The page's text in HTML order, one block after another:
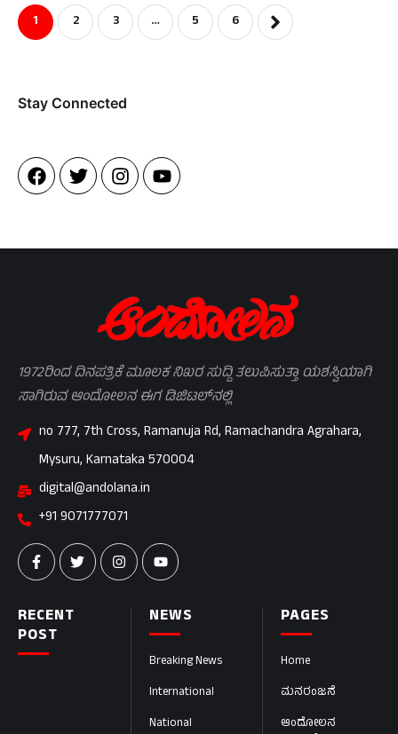
1 2 3 … 5 6
Stay Connected​
PAGES
Home
ಮನರಂಜನೆ
ಆಂದೋಲನ
NEWS
Breaking News
International
National
RECENT
POST
1972ರಿಂದ ದಿನಪತ್ರಿಕೆ ಮೂಲಕ ನಿಖರ ಸುದ್ದಿ ತಲುಪಿಸುತ್ತಾ ಯಶಸ್ವಿಯಾಗಿ
ಸಾಗಿರುವ ಆಂದೋಲನ ಈಗ ಡಿಜಿಟಲ್‌ನಲ್ಲಿ
no 777, 7th Cross, Ramanuja Rd, Ramachandra Agrahara,
Mysuru, Karnataka 570004
digital@andolana.in
+91 9071777071